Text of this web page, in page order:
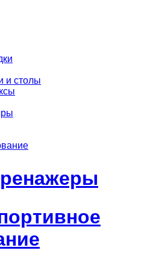
и столы